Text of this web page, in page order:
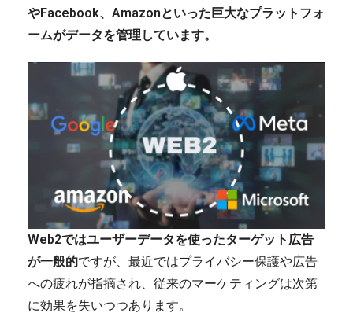
やFacebook、Amazonといった巨大なプラットフォ
ームがデータを管理しています。
Web2ではユーザーデータを使ったターゲット広告
が一般的ですが、最近ではプライバシー保護や広告
への疲れが指摘され、従来のマーケティングは次第
に効果を失いつつあります。